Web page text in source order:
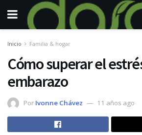
Inicio Familia & hogar
Cómo superar el
embarazo
Por Ivonne Chávez 11 años ago